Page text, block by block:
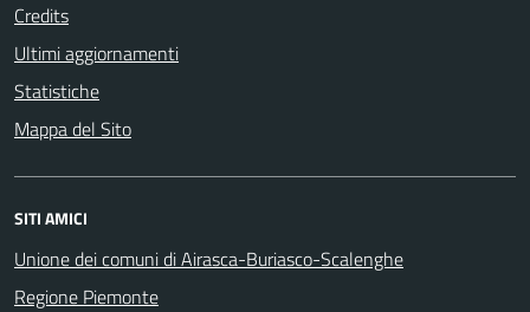
Credits
Ultimi aggiornamenti
Statistiche
Mappa del Sito
SITI AMICI
Unione dei comuni di Airasca-Buriasco-Scalenghe
Regione Piemonte